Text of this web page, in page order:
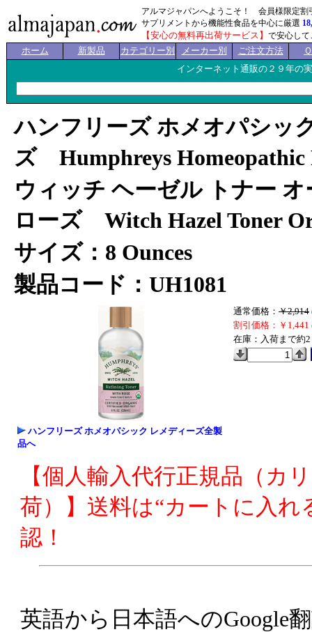
アルマジャパンへようこそ！ 会員様限定割
サプリメントから機能性食品を中心に厳選
【安心の無料再出荷サービス】 で安心し
ホーム 新製品 カテゴリー別 メーカー別 ご注文方法
インターネット通販の２９年の
ハンフリーズ ホメオパシッ
ズ Humphreys Homeopathic
ウィッチ ヘーゼル トナー
ローズ Witch Hazel Toner
サイズ：8 Ounces
製品コード：UH1081
ハンフリーズ ホメオパシック レメディーズ全製
品へ
通常価格： ￥2,914
割引価格：￥1,441
在庫：入荷まで約
【個人輸入代行正規品（カ
荷）】送料は“カートに入れ
認！
英語から日本語へのGoogle